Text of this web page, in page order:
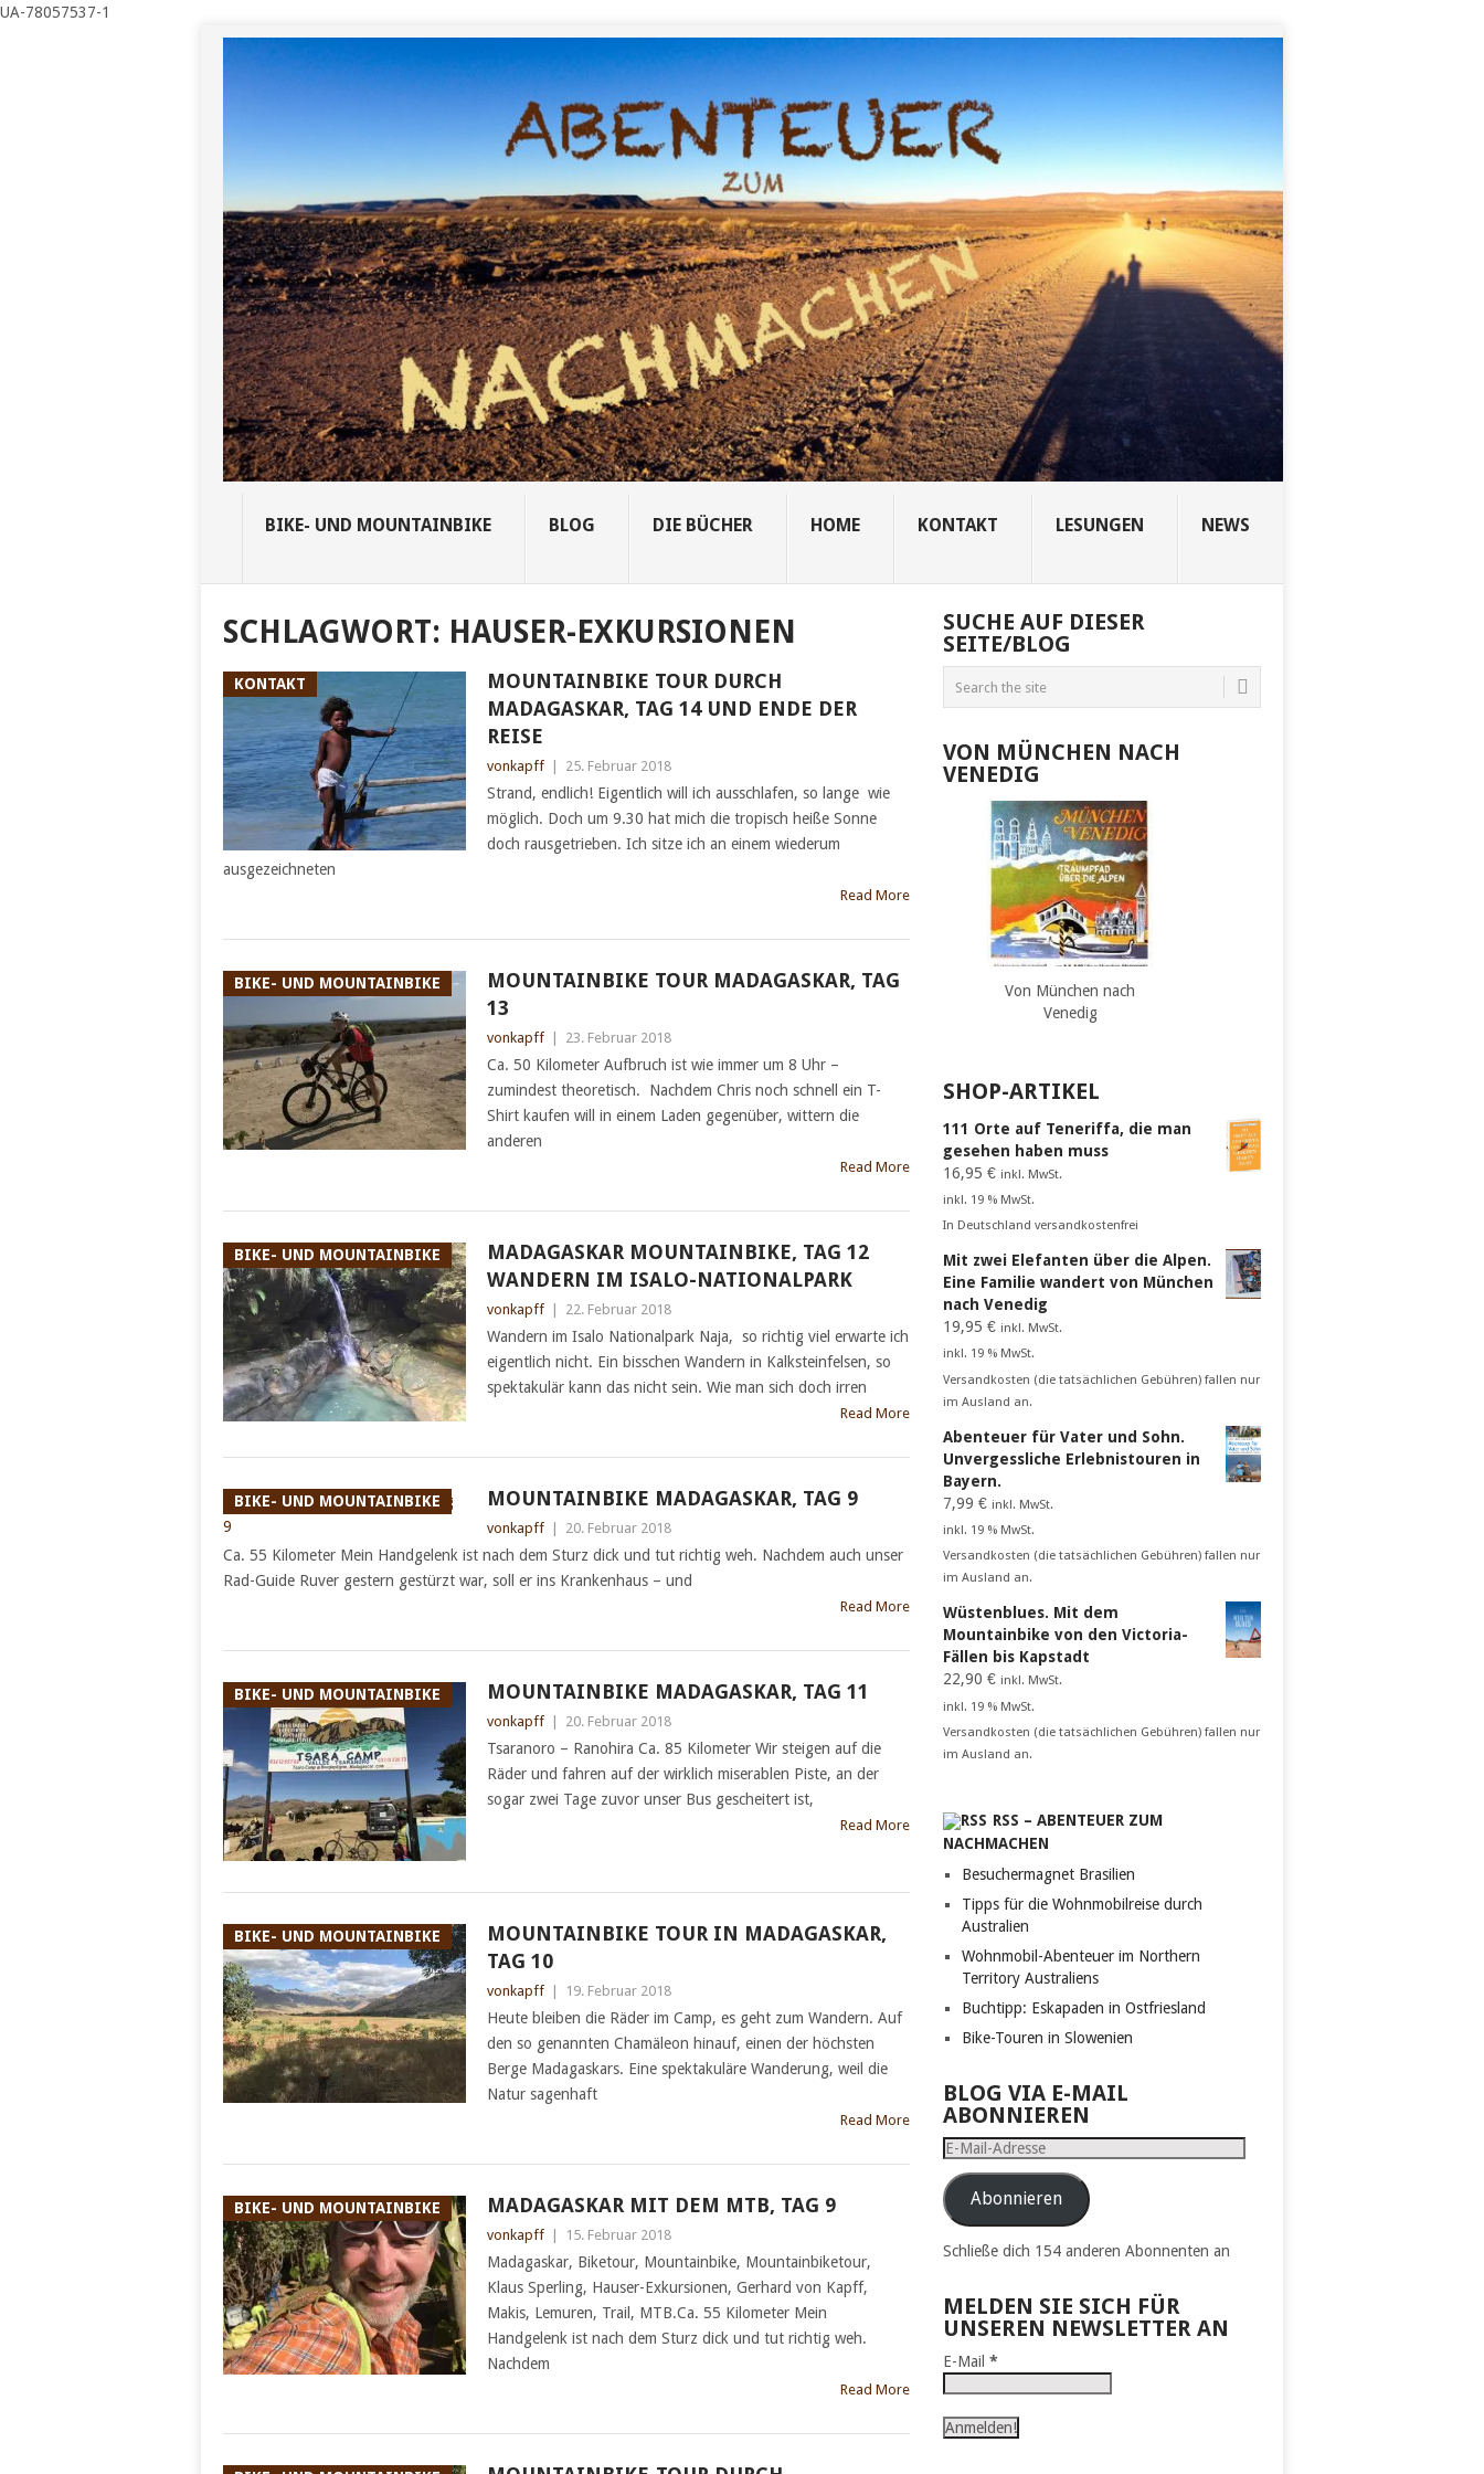
UA-78057537-1
BIKE- UND MOUNTAINBIKE BLOG DIE BÜCHER HOME KONTAKT LESUNGEN NEWS
SCHLAGWORT: HAUSER-EXKURSIONEN
KONTAKT
MOUNTAINBIKE TOUR DURCH
MADAGASKAR, TAG 14 UND ENDE DER
REISE
vonkapff 25. Februar 2018
Strand, endlich! Eigentlich will ich ausschlafen, so lange wie
möglich. Doch um 9.30 hat mich die tropisch heiße Sonne
doch rausgetrieben. Ich sitze ich an einem wiederum
ausgezeichneten
Read More
BIKE- UND MOUNTAINBIKE
MOUNTAINBIKE TOUR MADAGASKAR, TAG
13
vonkapff 23. Februar 2018
Ca. 50 Kilometer Aufbruch ist wie immer um 8 Uhr –
zumindest theoretisch. Nachdem Chris noch schnell ein T-
Shirt kaufen will in einem Laden gegenüber, wittern die
anderen
Read More
BIKE- UND MOUNTAINBIKE
MADAGASKAR MOUNTAINBIKE, TAG 12
WANDERN IM ISALO-NATIONALPARK
vonkapff 22. Februar 2018
Wandern im Isalo Nationalpark Naja, so richtig viel erwarte ich
eigentlich nicht. Ein bisschen Wandern in Kalksteinfelsen, so
spektakulär kann das nicht sein. Wie man sich doch irren
Read More
BIKE- UND MOUNTAINBIKE MOUNTAINBIKE MADAGASKAR, TAG 9
vonkapff 20. Februar 2018
Ca. 55 Kilometer Mein Handgelenk ist nach dem Sturz dick und tut richtig weh. Nachdem auch unser
Rad-Guide Ruver gestern gestürzt war, soll er ins Krankenhaus – und
Read More
BIKE- UND MOUNTAINBIKE MOUNTAINBIKE MADAGASKAR, TAG 11
vonkapff 20. Februar 2018
Tsaranoro – Ranohira Ca. 85 Kilometer Wir steigen auf die
Räder und fahren auf der wirklich miserablen Piste, an der
sogar zwei Tage zuvor unser Bus gescheitert ist,
Read More
BIKE- UND MOUNTAINBIKE
MOUNTAINBIKE TOUR IN MADAGASKAR,
TAG 10
vonkapff 19. Februar 2018
Heute bleiben die Räder im Camp, es geht zum Wandern. Auf
den so genannten Chamäleon hinauf, einen der höchsten
Berge Madagaskars. Eine spektakuläre Wanderung, weil die
Natur sagenhaft
Read More
BIKE- UND MOUNTAINBIKE MADAGASKAR MIT DEM MTB, TAG 9
vonkapff 15. Februar 2018
Madagaskar, Biketour, Mountainbike, Mountainbiketour,
Klaus Sperling, Hauser-Exkursionen, Gerhard von Kapff,
Makis, Lemuren, Trail, MTB.Ca. 55 Kilometer Mein
Handgelenk ist nach dem Sturz dick und tut richtig weh.
Nachdem
Read More
SUCHE AUF DIESER
SEITE/BLOG
VON MÜNCHEN NACH
VENEDIG
Von München nach
Venedig
SHOP-ARTIKEL
111 Orte auf Teneriffa, die man
gesehen haben muss
16,95€ inkl. MwSt.
inkl. 19 % MwSt.
In Deutschland versandkostenfrei
Mit zwei Elefanten über die Alpen.
Eine Familie wandert von München
nach Venedig
19,95€ inkl. MwSt.
inkl. 19 % MwSt.
Versandkosten (die tatsächlichen Gebühren) fallen nur
im Ausland an.
Abenteuer für Vater und Sohn.
Unvergessliche Erlebnistouren in
Bayern.
7,99€ inkl. MwSt.
inkl. 19 % MwSt.
Versandkosten (die tatsächlichen Gebühren) fallen nur
im Ausland an.
Wüstenblues. Mit dem
Mountainbike von den Victoria-
Fällen bis Kapstadt
22,90€ inkl. MwSt.
inkl. 19 % MwSt.
Versandkosten (die tatsächlichen Gebühren) fallen nur
im Ausland an.
RSS – ABENTEUER ZUM
NACHMACHEN
Besuchermagnet Brasilien
Tipps für die Wohnmobilreise durch
Australien
Wohnmobil-Abenteuer im Northern
Territory Australiens
Buchtipp: Eskapaden in Ostfriesland
Bike-Touren in Slowenien
BLOG VIA E-MAIL
ABONNIEREN
E-
Mail-
AdresseAbonnieren
Schließe dich 154 anderen Abonnenten an
MELDEN SIE SICH FÜR
UNSEREN NEWSLETTER AN
E-Mail*